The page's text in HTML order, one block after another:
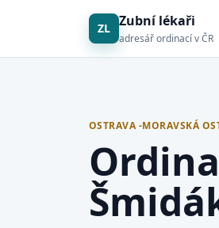
ZL Zubní lékaři
adresář ordinací v ČR
OSTRAVA -MORAVSKÁ